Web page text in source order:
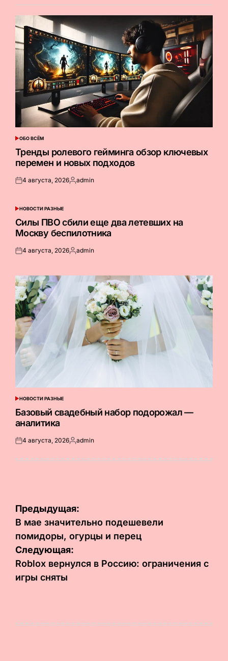
ОПУБЛИКОВАНО
В
ОБО ВСЁМ
Тренды ролевого гейминга обзор ключевых
перемен и новых подходов
Опубликовано
4 августа, 2026Запись
admin
ОПУБЛИКОВАНО
НОВОСТИ РАЗНЫЕ
Силы ПВО сбили еще два летевших на
Москву беспилотника
Опубликовано
4 августа, 2026Запись
admin
ОПУБЛИКОВАНО
В
НОВОСТИ РАЗНЫЕ
Базовый свадебный набор подорожал —
аналитика
Опубликовано
4 августа, 2026Запись
admin
Навигация
по
записям
Предыдущая:
В мае значительно подешевели
помидоры, огурцы и перец
Следующая:
Roblox вернулся в Россию: ограничения с
игры сняты